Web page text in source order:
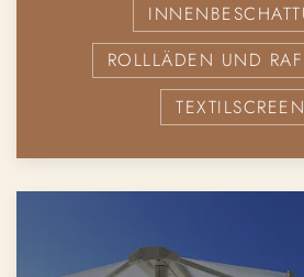
ROLLLÄDEN UND